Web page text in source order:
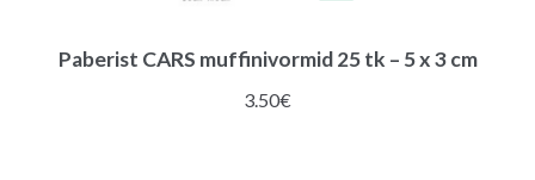
Paberist CARS muffinivormid 25 tk – 5 x 3 cm
3.50€